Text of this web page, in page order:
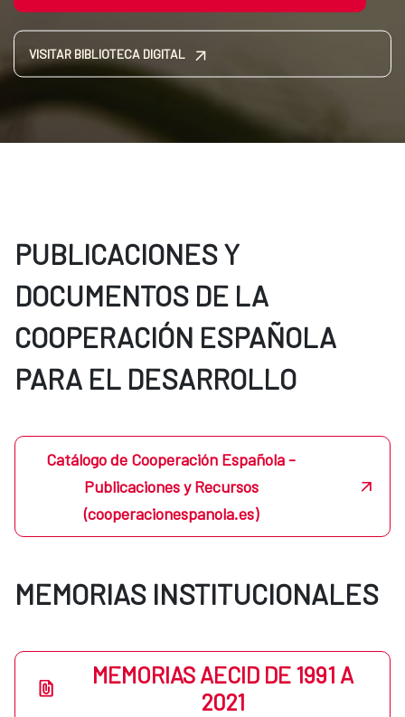
VISITAR BIBLIOTECA DIGITAL
PUBLICACIONES Y
DOCUMENTOS DE LA
COOPERACIÓN ESPAÑOLA
PARA EL DESARROLLO
Catálogo de Cooperación Española -
Publicaciones y Recursos
(cooperacionespanola.es)
MEMORIAS INSTITUCIONALES
MEMORIAS AECID DE 1991 A
2021